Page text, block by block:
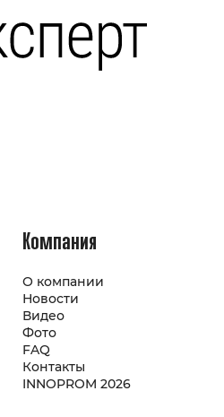
Компания
О компании
Новости
Видео
Фото
FAQ
Контакты
INNOPROM 2026